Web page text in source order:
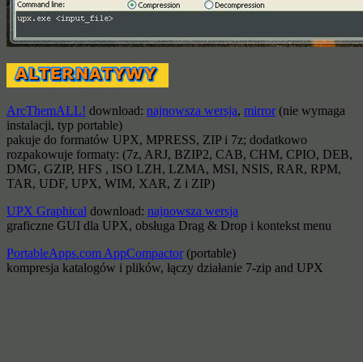
ArcThemALL! download: najnowsza wersja, mirror(nie wymaga
instalacji, typ portable)
pakuje do formatów UPX, MPRESS, ZIP i 7z; dodatkowo
rozpakowuje formaty: (7z, ARJ, BZIP2, CAB, CHM, CPIO, DEB,
DMG, GZIP, HFS , ISO LZH, LZMA, MSI, NSIS, RAR, RPM,
TAR, UDF, UPX, WIM, XAR, Z i ZIP)
UPX Graphical download: najnowsza wersja
graficzne GUI dla UPX, obsługa Drag & Drop i kontekst menu
PortableApps.com AppCompactor(portable)
kompresja katalogów i plików, łączy działanie 7-zip and UPX